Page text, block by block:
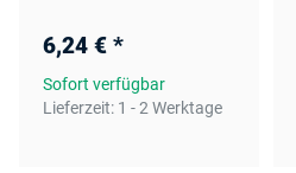
6,24 € *
Sofort verfügbar
Lieferzeit: 1 - 2 Werktage